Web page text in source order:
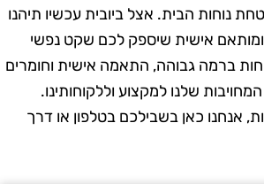
הבית. אצל ביובית עכשיו תיהנו
אישית שיספק לכם שקט נפשי
ברמה גבוהה, התאמה אישית וחומרים
שלנו למקצוע וללקוחותינו.
כאן בשבילכם בטלפון או דרך